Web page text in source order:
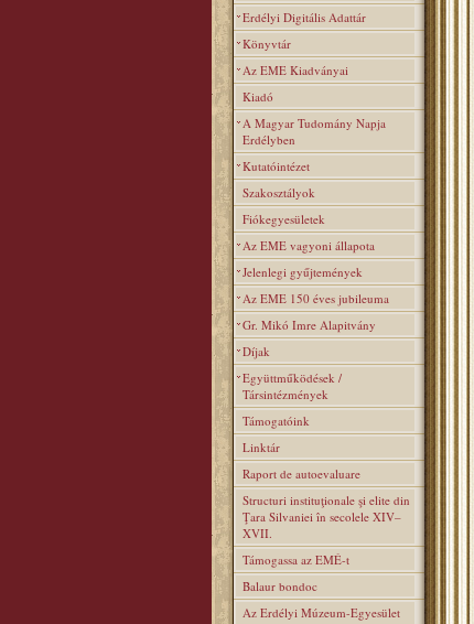
Erdélyi Digitális Adattár
Könyvtár
Az EME Kiadványai
Kiadó
A Magyar Tudomány Napja
Erdélyben
Kutatóintézet
Szakosztályok
Fiókegyesületek
Az EME vagyoni állapota
Jelenlegi gyűjtemények
Az EME 150 éves jubileuma
Gr. Mikó Imre Alapitvány
Díjak
Együttműködések /
Társintézmények
Támogatóink
Linktár
Raport de autoevaluare
Structuri instituţionale şi elite din
Ţara Silvaniei în secolele XIV–
XVII.
Támogassa az EMÉ-t
Balaur bondoc
Az Erdélyi Múzeum-Egyesület